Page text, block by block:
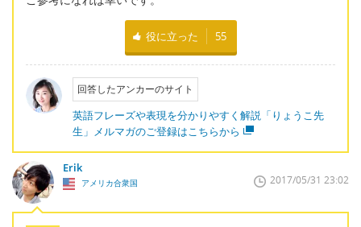
役に立った 55
回答したアンカーのサイト
英語フレーズや表現を分かりやすく解説「りょうこ先
生」メルマガのご登録はこちらから
Erik
アメリカ合衆国 2017/05/31 23:02